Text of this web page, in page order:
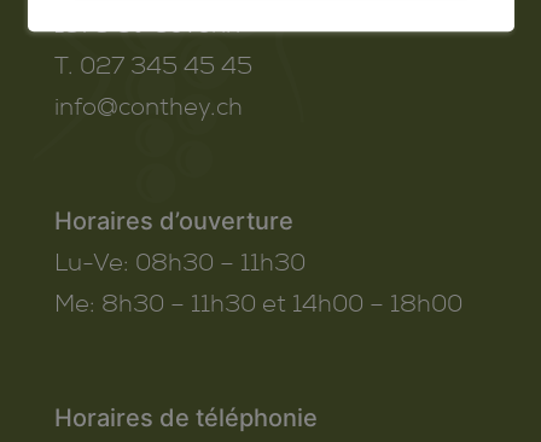
1975 St-Séverin
T. 027 345 45 45
info@conthey.ch
Horaires d’ouverture
Lu-Ve: 08h30 – 11h30
Me: 8h30 – 11h30 et 14h00 – 18h00
Horaires de téléphonie